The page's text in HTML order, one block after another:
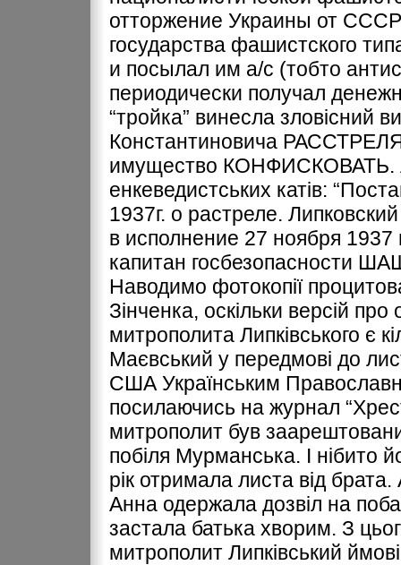
отторжение Украины от
государства фашистского
и посылал им а/с (тобто
периодически получал
“тройка” винесла зловісний
Константиновича
имущество КОНФИСКОВАТЬ.
енкеведистських катів:
1937г. о растреле.
в исполнение 27 ноября
капитан госбезопасности
Наводимо фотокопії
Зінченка, оскільки версій
митрополита Липківського є
Маєвський у передмові до
США Українським
посилаючись на журнал
митрополит був
побіля Мурманська. І нібито
рік отримала листа від
Анна одержала дозвіл на
застала батька хворим. З
митрополит Липківський